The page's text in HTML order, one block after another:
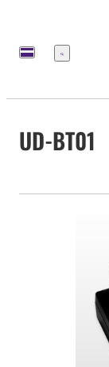
Menü
UD-BT01